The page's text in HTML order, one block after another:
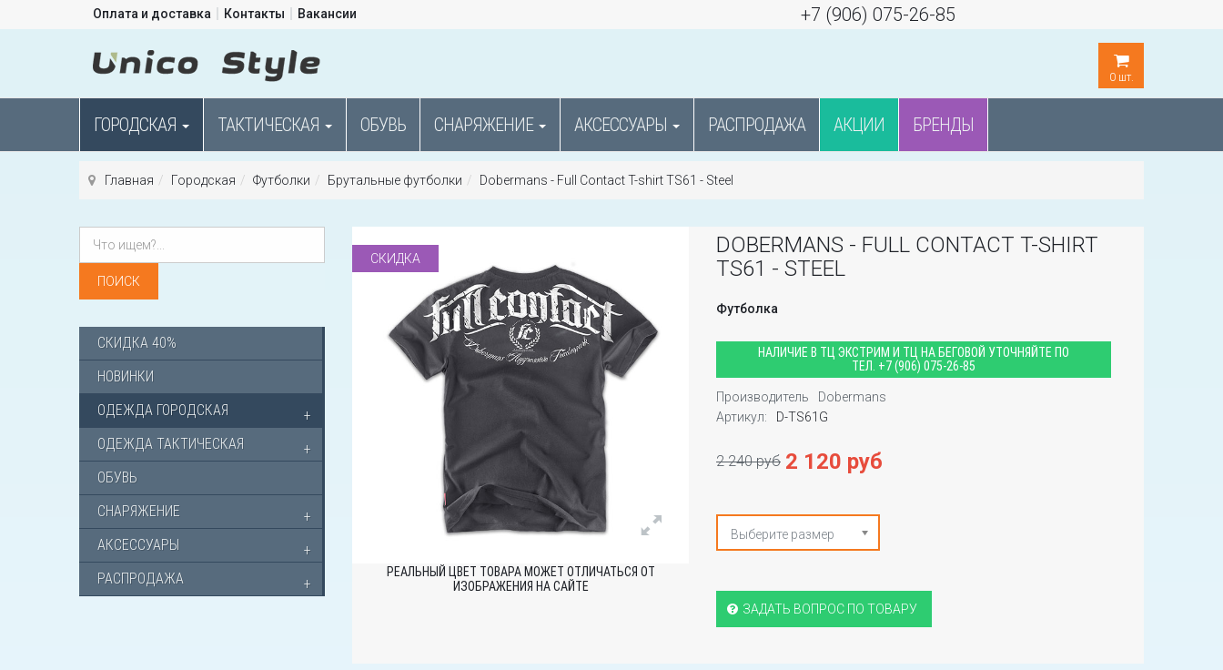
Оплата и доставка Контакты Вакансии +7 (906) 075-26-85
0шт.
ГОРОДСКАЯ ТАКТИЧЕСКАЯ ОБУВЬ СНАРЯЖЕНИЕ АКСЕССУАРЫ РАСПРОДАЖА АКЦИИ БРЕНДЫ
Главная Городская Футболки Брутальные футболки Dobermans - Full Contact T-shirt TS61 - Steel
СКИДКА
РЕАЛЬНЫЙ ЦВЕТ ТОВАРА МОЖЕТ ОТЛИЧАТЬСЯ ОТ
ИЗОБРАЖЕНИЯ НА САЙТЕ
DOBERMANS - FULL CONTACT T-SHIRT
TS61 - STEEL
Футболка
НАЛИЧИЕ В ТЦ ЭКСТРИМ И ТЦ НА БЕГОВОЙ УТОЧНЯЙТЕ ПО
ТЕЛ. +7 (906) 075-26-85
Производитель
Dobermans
Артикул:
D-TS61G
2 240 руб 2 120 руб
Выберите размер
ЗАДАТЬ ВОПРОС ПО ТОВАРУ
СКИДКА 40%
НОВИНКИ
ОДЕЖДА ГОРОДСКАЯ
ОДЕЖДА ТАКТИЧЕСКАЯ
ОБУВЬ
СНАРЯЖЕНИЕ
АКСЕССУАРЫ
РАСПРОДАЖА